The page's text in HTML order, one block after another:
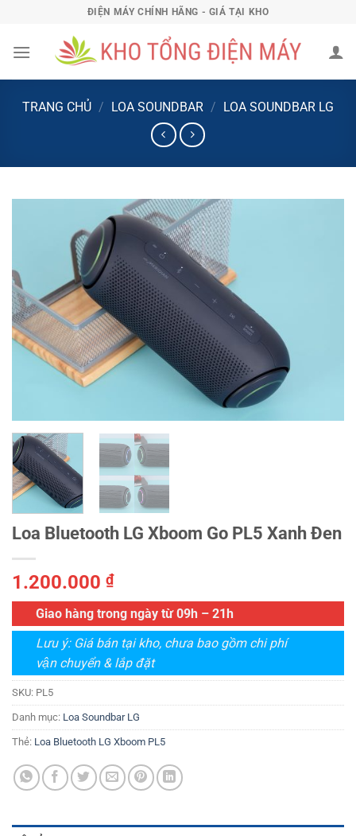
nội
ĐIỆN MÁY CHÍNH HÃNG - GIÁ TẠI KHO
TRANG CHỦ / LOA SOUNDBAR / LOA SOUNDBAR LG
Loa Bluetooth LG Xboom Go PL5 Xanh Đen
1.200.000 ₫
Giao hàng trong ngày từ 09h – 21h
Lưu ý: Giá bán tại kho, chưa bao gồm chi phí
vận chuyển & lắp đặt
SKU: PL5
Danh mục: Loa Soundbar LG
Thẻ: Loa Bluetooth LG Xboom PL5